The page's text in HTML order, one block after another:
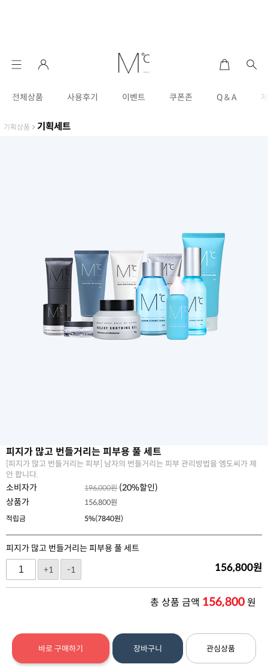
전체상품 사용후기 이벤트 쿠폰존 Q & A
기획상품 > 기획세트
피지가 많고 번들거리는 피부용 풀 세트
[피지가 많고 번들거리는 피부] 남자의 번들거리는 피부 관리방법을 엠도씨가 제
안 합니다.
소비자가 196,000원 (20%할인)
상품가
156,800원
적립금
5%(7840원)
피지가 많고 번들거리는 피부용 풀 세트
+1
-1 156,800원
총 상품 금액 156,800원
바로 구매하기 장바구니 관심상품